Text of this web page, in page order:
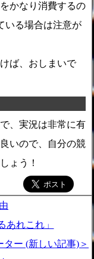
かなり消費するの
いる場合は注意が
ば、おしまいで
、実況は非常に有
いので、自分の競
ょう！
あれこれ」
ー (新しい記事)＞